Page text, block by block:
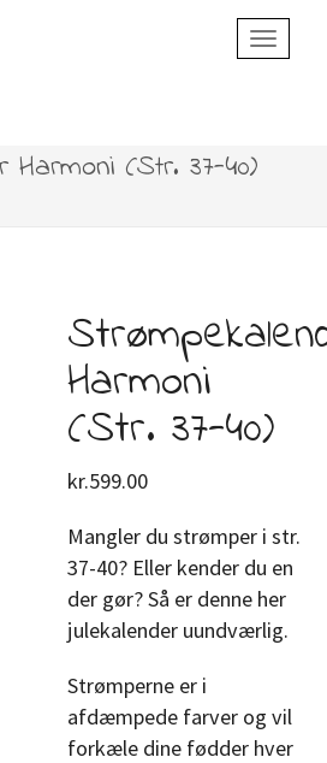
Toggle
Harmoni (Str. 37-40)
Harmoni
(Str. 37-40)
kr.599.00
Mangler du strømper i str.
37-40? Eller kender du en
der gør? Så er denne her
julekalender uundværlig.
Strømperne er i
afdæmpede farver og vil
forkæle dine fødder hver